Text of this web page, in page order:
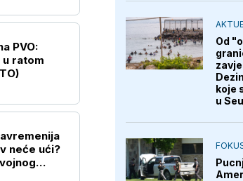
PVO:
ratom
neće ući?
Od
koje
u